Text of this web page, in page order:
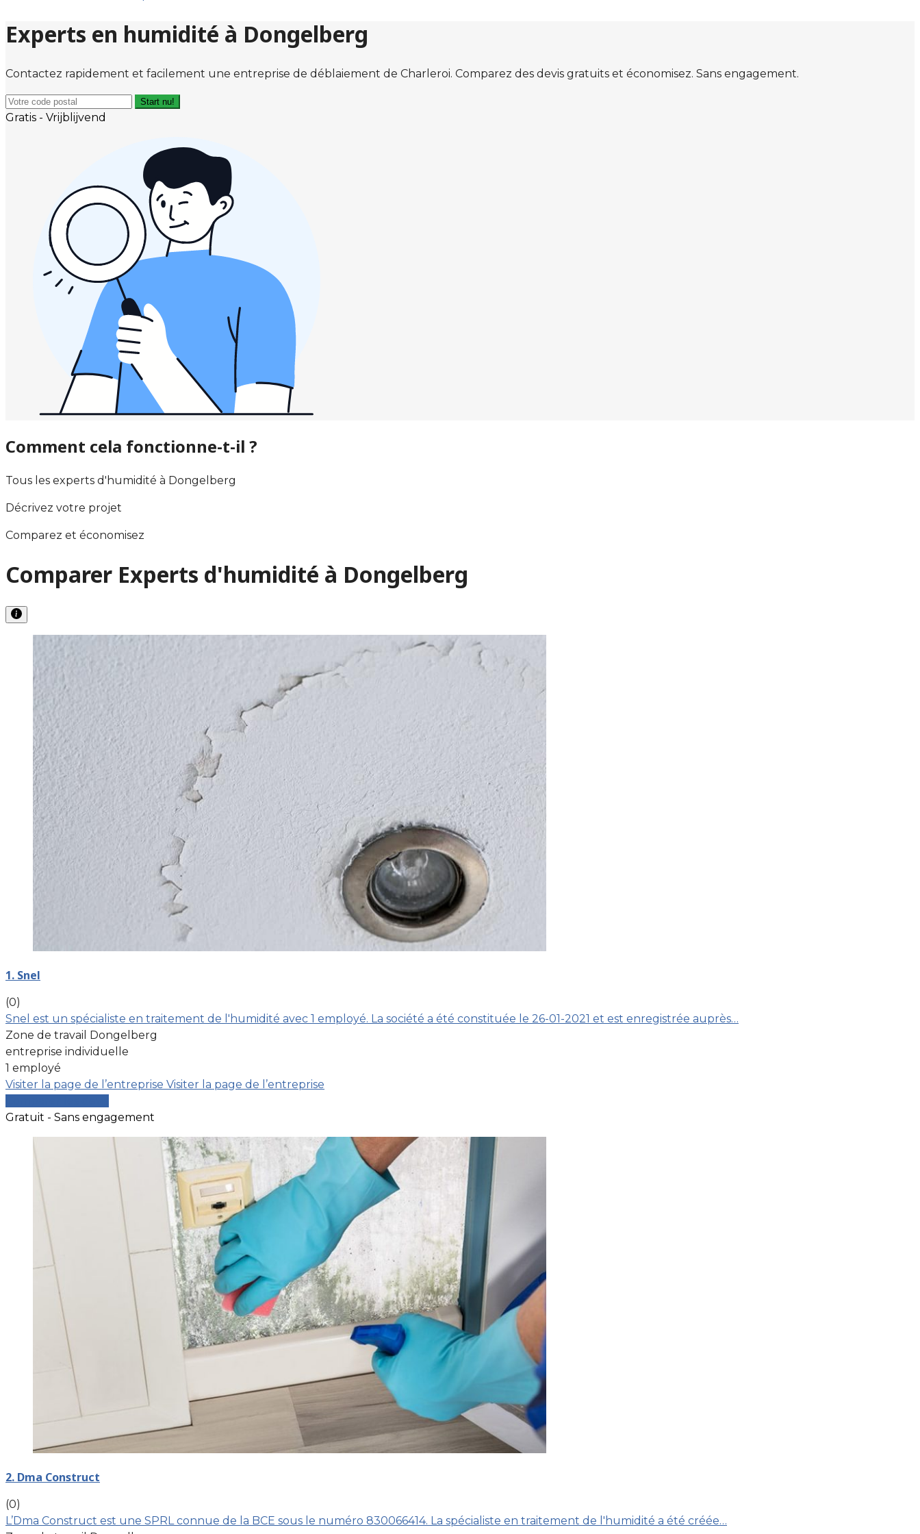
Experts en humidité à Dongelberg
Contactez rapidement et facilement une entreprise de déblaiement de Charleroi. Comparez des devis gratuits et économisez. Sans engagement.
Start nu!
Gratis - Vrijblijvend
Comment cela fonctionne-t-il ?
Tous les experts d'humidité à Dongelberg
Décrivez votre projet
Comparez et économisez
Comparer Experts d'humidité à Dongelberg
1. Snel
(0)
Snel est un spécialiste en traitement de l'humidité avec 1 employé. La société a été constituée le 26-01-2021 et est enregistrée auprès…
Zone de travail Dongelberg
entreprise individuelle
1 employé
Visiter la page de l’entreprise Visiter la page de l’entreprise
Gratuit - Sans engagement
2. Dma Construct
(0)
L’Dma Construct est une SPRL connue de la BCE sous le numéro 830066414. La spécialiste en traitement de l'humidité a été créée…